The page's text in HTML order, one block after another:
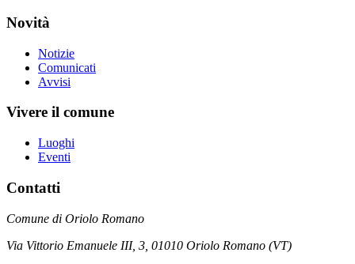
Novità
Notizie
Comunicati
Avvisi
Vivere il comune
Luoghi
Eventi
Contatti
Comune di Oriolo Romano
Via Vittorio Emanuele III, 3, 01010 Oriolo Romano (VT)